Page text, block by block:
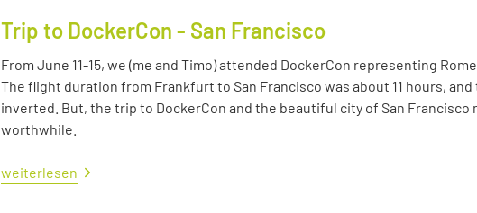
Trip to DockerCon - San Francisco
From June 11-15, we (me and Timo) attended DockerCon representing
The flight duration from Frankfurt to San Francisco was about 11 hours,
inverted. But, the trip to DockerCon and the beautiful city of San Francisco
worthwhile.
weiterlesen